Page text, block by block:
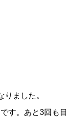
ました。
す。あと3回も目